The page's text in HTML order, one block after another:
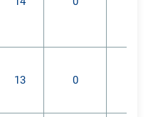
13 0